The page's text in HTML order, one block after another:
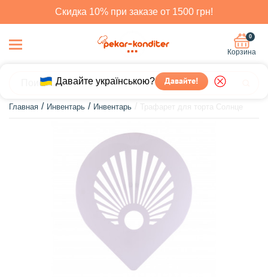
Скидка 10% при заказе от 1500 грн!
Давайте українською? Давайте!
0
Корзина
Главная Инвентарь Инвентарь Трафарет для торта Солнце